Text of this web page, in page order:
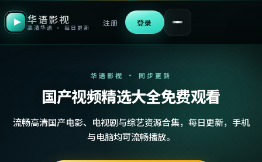
华语影视
高清华语 · 每日更新
注册 登录
华语影视 · 同步更新
国产视频精选大全免费观看
流畅高清国产电影、电视剧与综艺资源合集，每日更新，手机
与电脑均可流畅播放。